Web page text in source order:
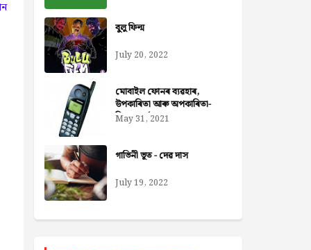
বুলু ফিল্ম
July 20, 2022
মোবাইল ফোনৰ ব্যৱহাৰ,
উপকাৰিতা আৰু অপকাৰিতা-
নিজৰা বৰ্মন ডেকা
May 31, 2021
গাভিনী ভূত - দেৱ দাস
July 19, 2022